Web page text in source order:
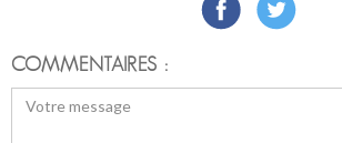
COMMENTAIRES :